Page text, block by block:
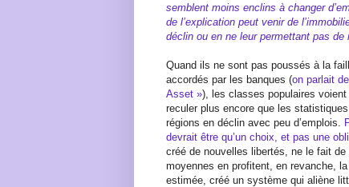
semblent moins enclins à changer
de l’explication peut venir de
déclin ou en ne leur permettant pas
Quand ils ne sont pas poussés à la
accordés par les banques (on parlait
Asset »), les classes populaires voient
reculer plus encore que les
régions en déclin avec peu d’emplois.
devrait être qu’un choix, et pas une
créé de nouvelles libertés, ne le fait
moyennes en profitent, en revanche,
estimée, créé un système qui aliène